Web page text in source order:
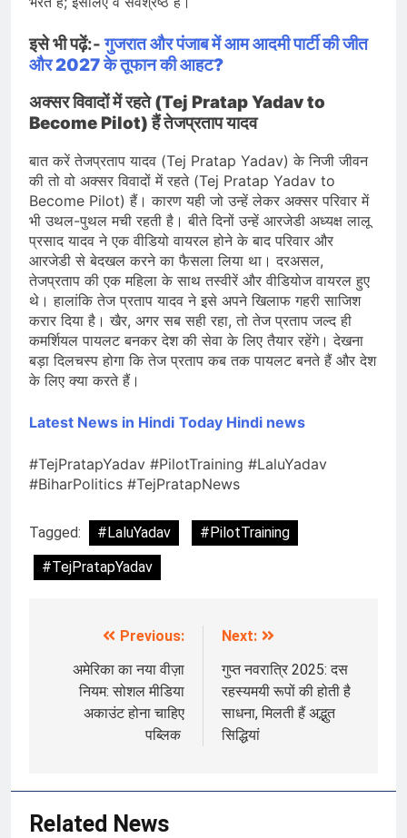
इसे भी पढ़ें:-गुजरात और पंजाब में आम आदमी पार्टी की जीत
और 2027 के तूफान की आहट?
अक्सर विवादों में रहते (Tej Pratap Yadav to
Become Pilot) हैं तेजप्रताप यादव
बात करें तेजप्रताप यादव (Tej Pratap Yadav) के निजी जीवन
की तो वो अक्सर विवादों में रहते (Tej Pratap Yadav to
Become Pilot) हैं। कारण यही जो उन्हें लेकर अक्सर परिवार में
भी उथल-पुथल मची रहती है। बीते दिनों उन्हें आरजेडी अध्यक्ष लालू
प्रसाद यादव ने एक वीडियो वायरल होने के बाद परिवार और
आरजेडी से बेदखल करने का फैसला लिया था। दरअसल,
तेजप्रताप की एक महिला के साथ तस्वीरें और वीडियोज वायरल हुए
थे। हालांकि तेज प्रताप यादव ने इसे अपने खिलाफ गहरी साजिश
करार दिया है। खैर, अगर सब सही रहा, तो तेज प्रताप जल्द ही
कमर्शियल पायलट बनकर देश की सेवा के लिए तैयार रहेंगे। देखना
बड़ा दिलचस्प होगा कि तेज प्रताप कब तक पायलट बनते हैं और देश
के लिए क्या करते हैं।
Latest News in Hindi Today Hindi news
#TejPratapYadav #PilotTraining #LaluYadav
#BiharPolitics #TejPratapNews
Tagged: #LaluYadav
#PilotTraining
#TejPratapYadav
navigation
Previous:
अमेरिका का नया वीज़ा
नियम: सोशल मीडिया
अकाउंट होना चाहिए
पब्लिक
Next:
गुप्त नवरात्रि 2025: दस
रहस्यमयी रूपों की होती है
साधना, मिलती हैं अद्भुत
सिद्धियां
Related News